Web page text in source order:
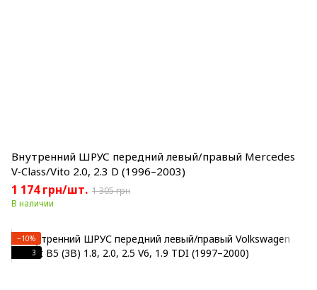
Внутренний ШРУС передний левый/правый Mercedes
V‑Class/Vito 2.0, 2.3 D (1996–2003)
1 174 грн/шт. 1 305 грн
В наличии
−10%
3